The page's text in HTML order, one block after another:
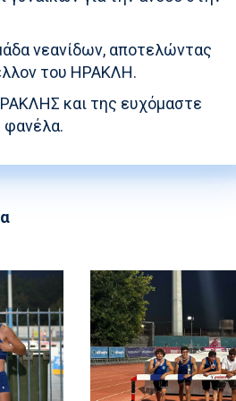
νεανίδων, αποτελώντας
του ΗΡΑΚΛΗ.
και της ευχόμαστε
φανέλα.